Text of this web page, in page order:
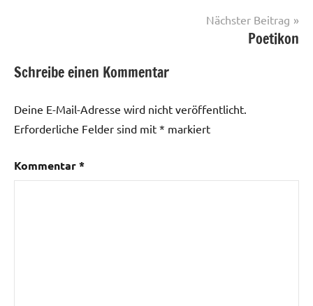
Nächster Beitrag
Poetikon
Schreibe einen Kommentar
Deine E-Mail-Adresse wird nicht veröffentlicht.
Erforderliche Felder sind mit * markiert
Kommentar*